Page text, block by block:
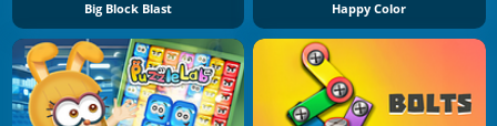
Big Block Blast Happy Color